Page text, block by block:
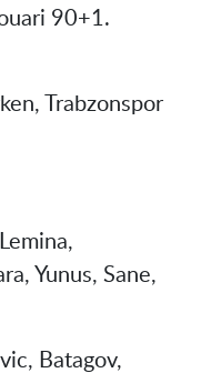
90+1.
Trabzonspor
Yunus, Sane,
Batagov,